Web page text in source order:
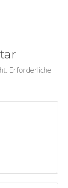
Erforderliche